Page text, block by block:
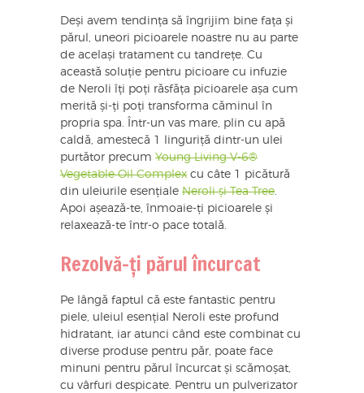
Deși avem tendința să îngrijim bine fața și
părul, uneori picioarele noastre nu au parte
de același tratament cu tandrețe. Cu
această soluție pentru picioare cu infuzie
de Neroli îți poți răsfăța picioarele așa cum
merită și-ți poți transforma căminul în
propria spa. Într-un vas mare, plin cu apă
caldă, amestecă 1 linguriță dintr-un ulei
purtător precum Young Living V-6®
Vegetable Oil Complex cu câte 1 picătură
din uleiurile esențiale Neroli și Tea Tree.
Apoi așează-te, înmoaie-ți picioarele și
relaxează-te într-o pace totală.
Rezolvă-ți părul încurcat
Pe lângă faptul că este fantastic pentru
piele, uleiul esențial Neroli este profund
hidratant, iar atunci când este combinat cu
diverse produse pentru păr, poate face
minuni pentru părul încurcat și scămoșat,
cu vârfuri despicate. Pentru un pulverizator